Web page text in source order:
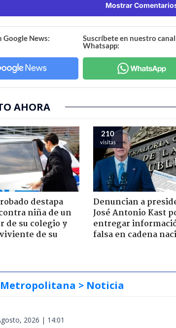
Mostrar
Google News:
Suscríbete en nuestro
Whatsapp:
AHORA
destapa
niña de un
de su colegio y
de su
210
visitas
Denuncian a
José Antonio Kast
entregar
falsa en cadena
Metropolitana > Noticia
2026 | 14:01